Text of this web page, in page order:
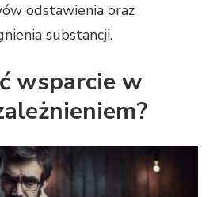
odstawienia oraz
substancji.
wsparcie w